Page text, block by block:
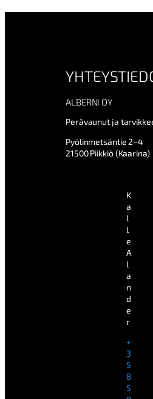
ALBERNI OY
Perävaunut ja
Pyölinmetsäntie 2–4
21500 Piikkiö (Kaarina)
K
a
l
l
e
A
l
a
n
d
e
r
+
3
5
8
5